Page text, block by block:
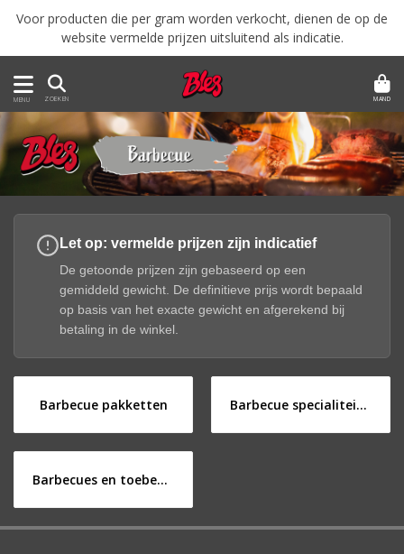
Voor producten die per gram worden verkocht, dienen de op de
website vermelde prijzen uitsluitend als indicatie.
MENU ZOEKEN MAND
Let op: vermelde prijzen zijn indicatief
De getoonde prijzen zijn gebaseerd op een
gemiddeld gewicht. De definitieve prijs wordt bepaald
op basis van het exacte gewicht en afgerekend bij
betaling in de winkel.
Barbecue pakketten Barbecue specialiteiten
Barbecues en toebehoren